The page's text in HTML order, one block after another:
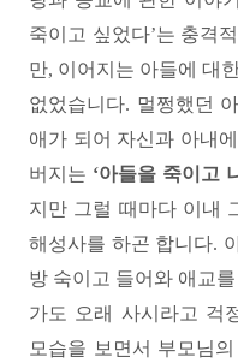
죽이고 싶었다’는 충격
만, 이어지는 아들에 대
없었습니다. 멀쩡했던
애가 되어 자신과 아내
버지는 ‘아들을 죽이고
지만 그럴 때마다 이내
해성사를 하곤 합니다.
방 숙이고 들어와 애교
가도 오래 사시라고 걱
모습을 보면서 부모님